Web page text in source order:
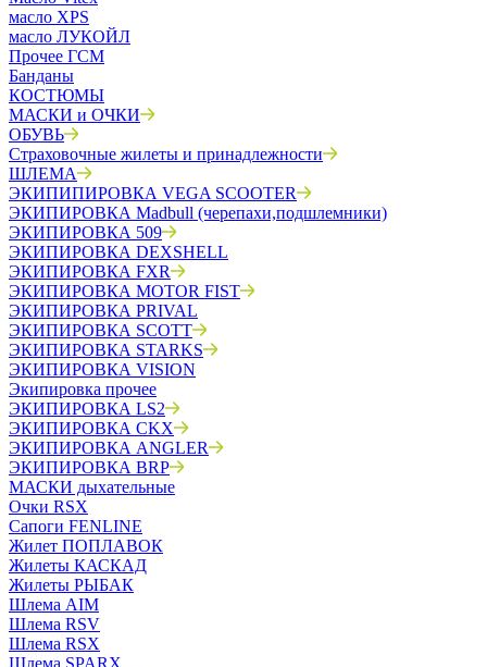
масло XPS
масло ЛУКОЙЛ
Прочее ГСМ
Банданы
КОСТЮМЫ
МАСКИ и ОЧКИ
ОБУВЬ
Страховочные жилеты и принадлежности
ШЛЕМА
ЭКИПИПИРОВКА VEGA SCOOTER
ЭКИПИРОВКА Madbull (черепахи,подшлемники)
ЭКИПИРОВКА 509
ЭКИПИРОВКА DEXSHELL
ЭКИПИРОВКА FXR
ЭКИПИРОВКА MOTOR FIST
ЭКИПИРОВКА PRIVAL
ЭКИПИРОВКА SCOTT
ЭКИПИРОВКА STARKS
ЭКИПИРОВКА VISION
Экипировка прочее
ЭКИПИРОВКА LS2
ЭКИПИРОВКА CKX
ЭКИПИРОВКА ANGLER
ЭКИПИРОВКА BRP
МАСКИ дыхательные
Очки RSX
Сапоги FENLINE
Жилет ПОПЛАВОК
Жилеты КАСКАД
Жилеты РЫБАК
Шлема AIM
Шлема RSV
Шлема RSX
Шлема SPARX